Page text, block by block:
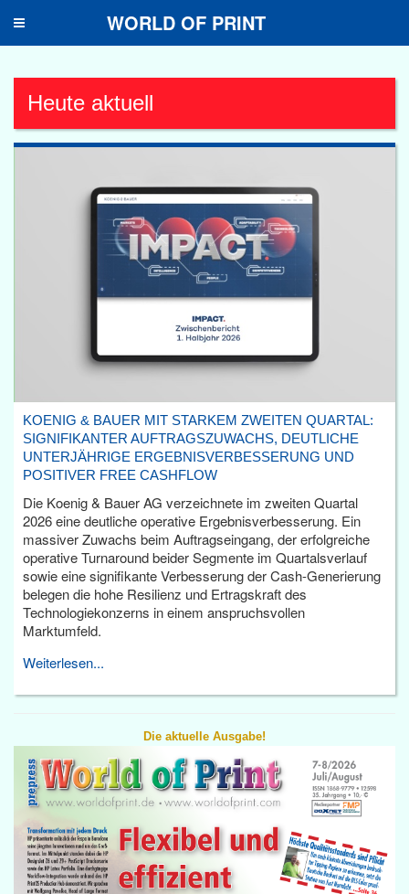
Toggle
WORLD OF PRINT
Heute aktuell
KOENIG & BAUER MIT STARKEM ZWEITEN QUARTAL:
SIGNIFIKANTER AUFTRAGSZUWACHS, DEUTLICHE
UNTERJÄHRIGE ERGEBNISVERBESSERUNG UND
POSITIVER FREE CASHFLOW
Die Koenig & Bauer AG verzeichnete im zweiten Quartal
2026 eine deutliche operative Ergebnisverbesserung. Ein
massiver Zuwachs beim Auftragseingang, der erfolgreiche
operative Turnaround beider Segmente im Quartalsverlauf
sowie eine signifikante Verbesserung der Cash-Generierung
belegen die hohe Resilienz und Ertragskraft des
Technologiekonzerns in einem anspruchsvollen
Marktumfeld.
Weiterlesen...
Die aktuelle Ausgabe!